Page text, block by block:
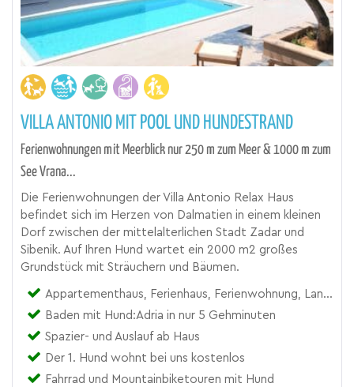
VILLA ANTONIO MIT POOL UND HUNDESTRAND
Ferienwohnungen mit Meerblick nur 250 m zum Meer & 1000 m zum
See Vrana...
Die Ferienwohnungen der Villa Antonio Relax Haus
befindet sich im Herzen von Dalmatien in einem kleinen
Dorf zwischen der mittelalterlichen Stadt Zadar und
Sibenik. Auf Ihren Hund wartet ein 2000 m2 großes
Grundstück mit Sträuchern und Bäumen.
Appartementhaus, Ferienhaus, Ferienwohnung, Landhaus, Mobile Home, Urlaubsresort
Baden mit Hund:Adria in nur 5 Gehminuten
Spazier- und Auslauf ab Haus
Der 1. Hund wohnt bei uns kostenlos
Fahrrad und Mountainbiketouren mit Hund